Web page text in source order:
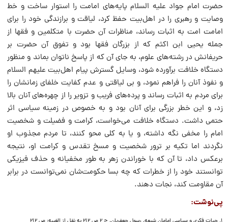
حضرت امام جواد علیه السلام پایه‌هاى امامت را استوار ساخت و خط
وصایت و رهبرى را در اهل‌بیت حفظ کرد، لیاقت و برازندگى خود را براى
امامت امت به اثبات رساند، مناظرات آن حضرت با متکلمین و فقها از
جمله یحیى ابن اکثم که از بزرگان فقها بود و تفوق آن حضرت بر
حریفانش در رشته‌هاى علوم، به جاى آن که از پاسخ ناتوان بماند و منظور
دستگاه خلافت برآورده شود، وسایل گسترش پیام اهل‌بیت علیهم السلام
و نفوذ آنان را فراهم نمود، و بى لیاقتى و عدم کفایت خلفاى زمانشان را
براى مردم به اثبات رساند و پرده‌هاى فریب و تزویر را از چهره‌هاى آنان بالا
زد، و این خطر بزرگى براى آنان بود و به خصوص در زمینه سیاسى اثر
حتمى داشت. دستگاه خلافت مى‌خواست، کرامت و فضیلت و شخصیت
امام را مخفى نگه داشته، و یا به کلى محو کنند، تا مردم مجذوب او
نگردند اما تکیه بر ترور شخصیت و مسخ تقدس و کرامت او، نتیجه
برعکس داد، تا آن که با خوراندن زهر به طور مخفیانه و حذف فیزیکى
توانستند خود را از خطرات که چه بسا حکومت‌شان نمى‌توانست در برابر
آن مقاومت کند، نجات دهند.
پى‌نوشت‌: